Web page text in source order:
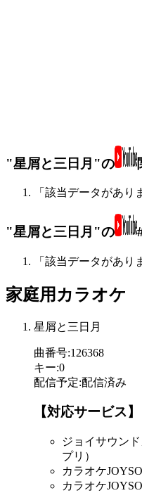
"星屑と三日月"の
「該当データがあり
"星屑と三日月"の
「該当データがあり
家庭用カラオケ
星屑と三日月
曲番号:126368
キー:0
配信予定:配信済み
【対応サービス】
ジョイサウン
プリ）
カラオケ
カラオケ